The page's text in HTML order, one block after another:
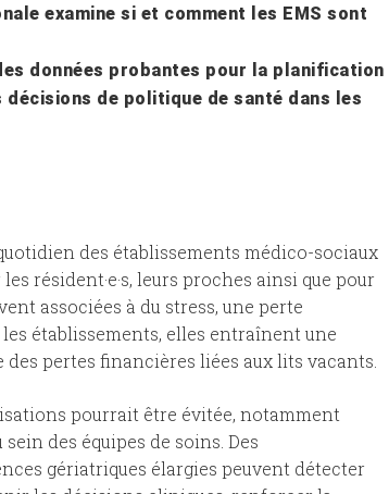
examine si et comment les EMS sont
données probantes pour la planification
de politique de santé dans les
des établissements médico-sociaux
résident·e·s, leurs proches ainsi que pour
associées à du stress, une perte
établissements, elles entraînent une
pertes financières liées aux lits vacants.
pourrait être évitée, notamment
des équipes de soins. Des
gériatriques élargies peuvent détecter